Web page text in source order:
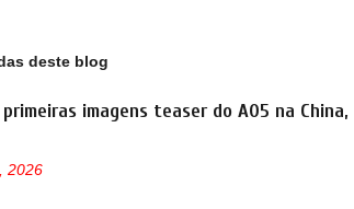
deste blog
imagens teaser do A05 na China,
2026